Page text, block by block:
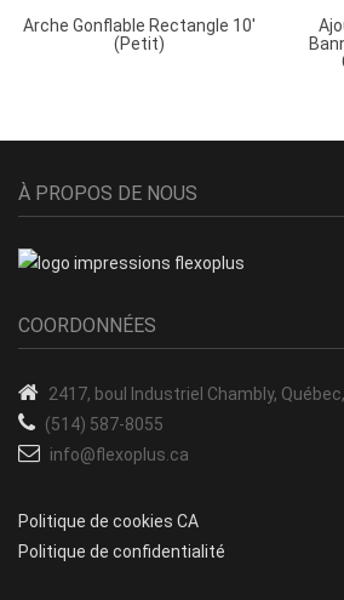
Arche Gonflable Rectangle 10′
(petit)
À PROPOS DE NOUS
COORDONNÉES
2417, boul Industriel Chambly,
(514) 587-8055
info@flexoplus.ca
Politique de cookies CA
Politique de confidentialité